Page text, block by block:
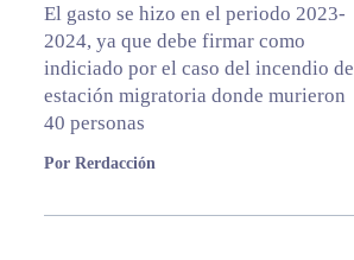
El gasto se hizo en el periodo 2023-
2024, ya que debe firmar como
indiciado por el caso del incendio de
estación migratoria donde murieron
40 personas
Por Rerdacción